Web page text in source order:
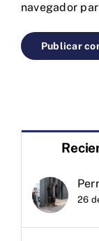
navegador
26